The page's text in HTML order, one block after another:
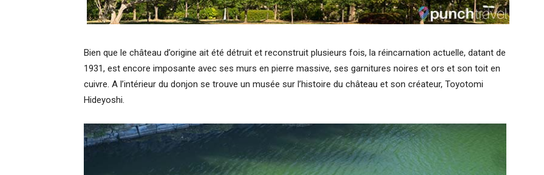
Bien que le château d’origine ait été détruit et reconstruit plusieurs fois, la réincarnation actuelle, datant de
1931, est encore imposante avec ses murs en pierre massive, ses garnitures noires et ors et son toit en
cuivre. A l’intérieur du donjon se trouve un musée sur l’histoire du château et son créateur, Toyotomi
Hideyoshi.